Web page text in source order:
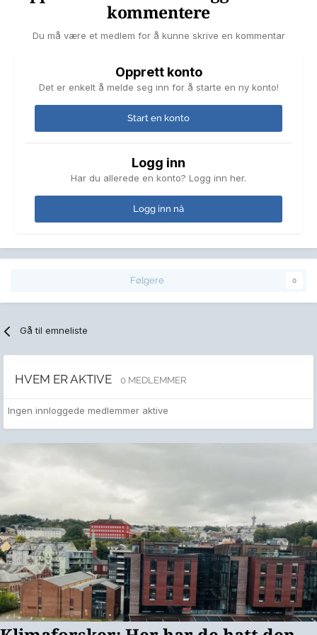
kommentere
Du må være et medlem for å kunne skrive en kommentar
Opprett konto
Det er enkelt å melde seg inn for å starte en ny konto!
Start en konto
Logg inn
Har du allerede en konto? Logg inn her.
Logg inn nå
Følgere 0
Gå til emneliste
HVEM ER AKTIVE 0 MEDLEMMER
Ingen innloggede medlemmer aktive